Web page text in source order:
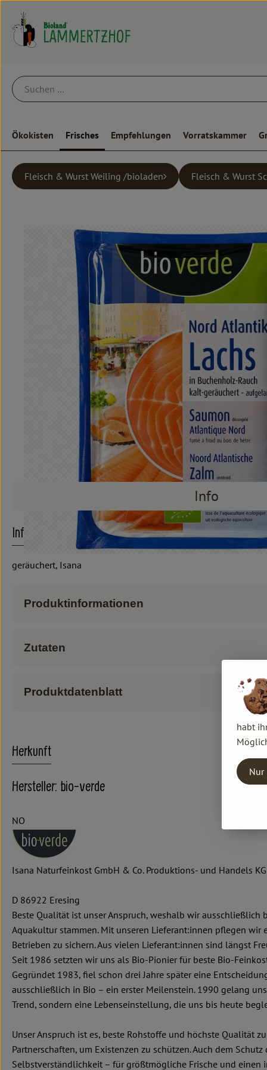
Ökokisten Frisches Empfehlungen Vorratskammer
Fleisch & Wurst Weiling /bioladen Fleisch & Wurst
Info
Info
geräuchert, Isana
Produktinformationen
Zutaten
Produktdatenblatt
Herkunft
Hersteller: bio-verde
NO
Isana Naturfeinkost GmbH & Co. Produktions- und Handels KG
D 86922 Eresing
Beste Qualität ist unser Anspruch, weshalb wir
Aquakultur stammen. Mit unseren Lieferant:innen pflegen
Betrieben zu sichern. Aus vielen Lieferant:innen sind längst
Seit 1986 setzten wir uns als Bio-Pionier für beste Bio-
Gegründet 1983, fiel schon drei Jahre später eine
ausschließlich in Bio – ein erster Meilenstein. 1990 gelang
Trend, sondern eine Lebenseinstellung, die uns bis heute
Unser Anspruch ist es, beste Rohstoffe und höchste Qualität
Partnerschaften, um Existenzen zu schützen. Auch dem
Selbstverständlichkeit – für größtmögliche Frische und einen
habt
Nur